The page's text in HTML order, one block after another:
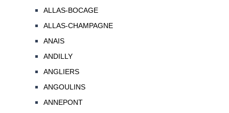
ALLAS-BOCAGE
ALLAS-CHAMPAGNE
ANAIS
ANDILLY
ANGLIERS
ANGOULINS
ANNEPONT